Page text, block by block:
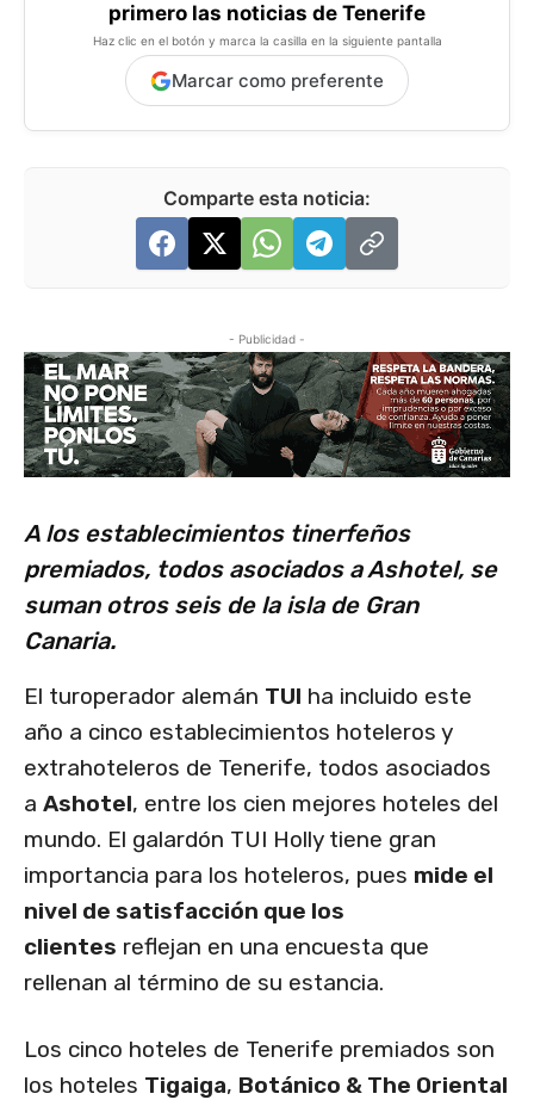
primero las noticias de Tenerife
Haz clic en el botón y marca la casilla en la siguiente pantalla
Marcar como preferente
Comparte esta noticia:
- Publicidad -
A los establecimientos tinerfeños
premiados, todos asociados a Ashotel, se
suman otros seis de la isla de Gran
Canaria.
El turoperador alemán TUI ha incluido este
año a cinco establecimientos hoteleros y
extrahoteleros de Tenerife, todos asociados
a Ashotel, entre los cien mejores hoteles del
mundo. El galardón TUI Holly tiene gran
importancia para los hoteleros, pues mide el
nivel de satisfacción que los
clientes reflejan en una encuesta que
rellenan al término de su estancia.
Los cinco hoteles de Tenerife premiados son
los hoteles Tigaiga, Botánico & The Oriental